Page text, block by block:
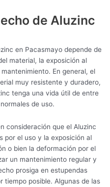
de Aluzinc
en Pacasmayo depende de
material, la exposición al
En general, el
muy resistente y duradero,
tenga una vida útil de entre
de uso.
consideración que el Aluzinc
por el uso y la exposición al
o bien la deformación por el
un mantenimiento regular y
prosiga en estupendas
tiempo posible. Algunas de las